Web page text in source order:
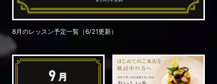
8月のレッスン予定一覧（6/21更新）